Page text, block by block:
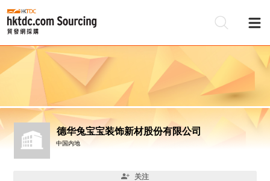
德华兔宝宝装饰新材股份有限公司
中国内地
关注